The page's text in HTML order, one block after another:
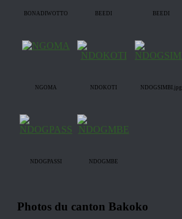
BONADIWOTTO BEEDI BEEDI
NGOMA NDOKOTI NDOGSIMBI.jpg
NDOGPASSI NDOGMBE
Photos du canton Bakoko